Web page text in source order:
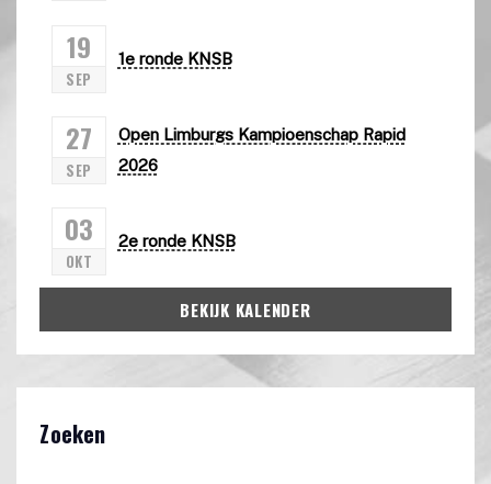
19
SEP
1e ronde KNSB
27
SEP
Open Limburgs Kampioenschap Rapid
2026
03
OKT
2e ronde KNSB
BEKIJK KALENDER
Zoeken